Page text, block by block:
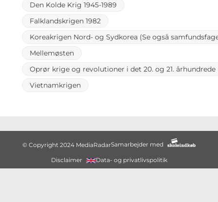
Den Kolde Krig 1945-1989
Falklandskrigen 1982
Koreakrigen Nord- og Sydkorea (Se også
Mellemøsten
Oprør krige og revolutioner i det 20. og 21. århundrede
Vietnamkrigen
© Copyright 2024 MediaRadarSamarbejder med
Disclaimer Data- og privatlivspolitik